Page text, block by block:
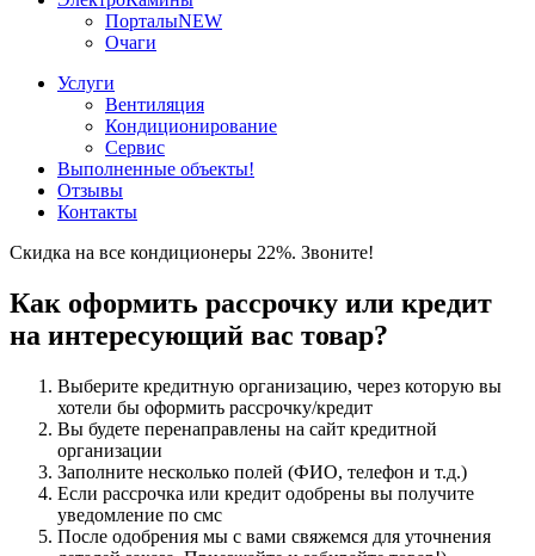
ПорталыNEW
Очаги
Услуги
Вентиляция
Кондиционирование
Сервис
Выполненные объекты!
Отзывы
Контакты
Скидка на все кондиционеры 22%. Звоните!
Как оформить рассрочку или кредит
на интересующий вас товар?
Выберите кредитную организацию, через которую вы
хотели бы оформить рассрочку/кредит
Вы будете перенаправлены на сайт кредитной
организации
Заполните несколько полей (ФИО, телефон и т.д.)
Если рассрочка или кредит одобрены вы получите
уведомление по смс
После одобрения мы с вами свяжемся для уточнения